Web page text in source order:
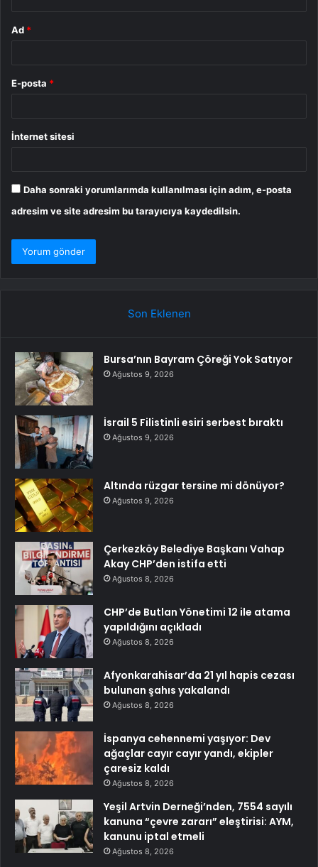
Ad *
E-posta *
İnternet sitesi
Daha sonraki yorumlarımda kullanılması için adım, e-posta
adresim ve site adresim bu tarayıcıya kaydedilsin.
Son Eklenen
Bursa’nın Bayram Çöreği Yok Satıyor
Ağustos 9, 2026
İsrail 5 Filistinli esiri serbest bıraktı
Ağustos 9, 2026
Altında rüzgar tersine mi dönüyor?
Ağustos 9, 2026
Çerkezköy Belediye Başkanı Vahap
Akay CHP’den istifa etti
Ağustos 8, 2026
CHP’de Butlan Yönetimi 12 ile atama
yapıldığını açıkladı
Ağustos 8, 2026
Afyonkarahisar’da 21 yıl hapis cezası
bulunan şahıs yakalandı
Ağustos 8, 2026
İspanya cehennemi yaşıyor: Dev
ağaçlar cayır cayır yandı, ekipler
çaresiz kaldı
Ağustos 8, 2026
Yeşil Artvin Derneği’nden, 7554 sayılı
kanuna “çevre zararı” eleştirisi: AYM,
kanunu iptal etmeli
Ağustos 8, 2026